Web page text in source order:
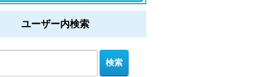
ユーザー内検索